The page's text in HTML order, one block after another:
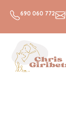
690 060 772